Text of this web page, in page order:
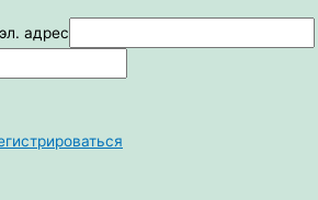
адрес